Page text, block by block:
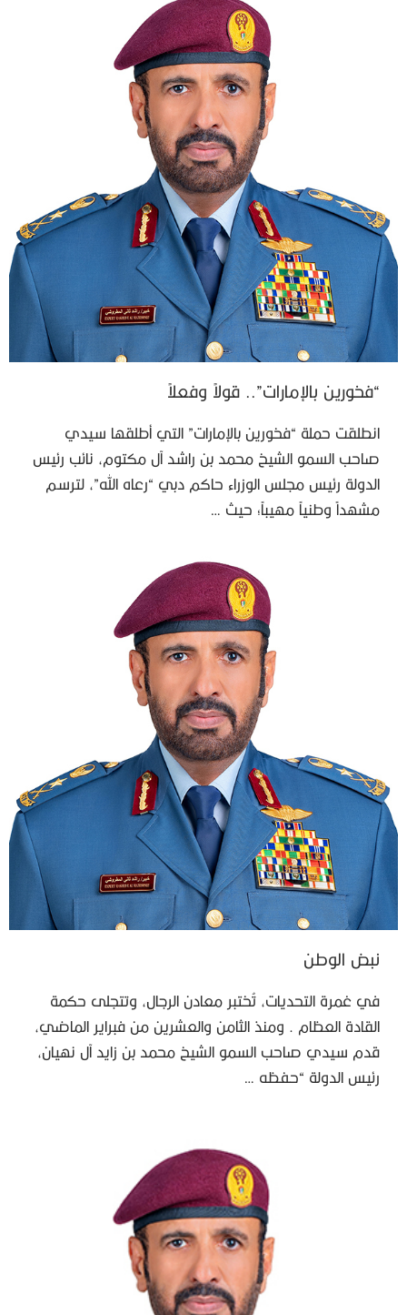
“فخورين بالإمارات”.. قولاً وفعلاً
انطلقت حملة “فخورين بالإمارات” التي أطلقها سيدي
صاحب السمو الشيخ محمد بن راشد آل مكتوم، نائب رئيس
الدولة رئيس مجلس الوزراء حاكم دبي “رعاه الله”، لترسم
مشهداً وطنياً مهيباً؛ حيث …
نبض الوطن
في غمرة التحديات، تُختبر معادن الرجال، وتتجلى حكمة
القادة العظام . ومنذ الثامن والعشرين من فبراير الماضي،
قدم سيدي صاحب السمو الشيخ محمد بن زايد آل نهيان،
رئيس الدولة “حفظه …